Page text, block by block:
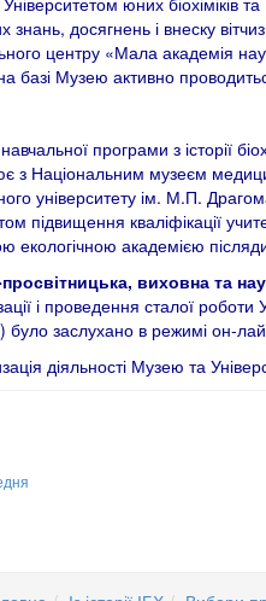
знань, досягнень і внеску
центру «Мала академія
базі Музею активно
програми з історії
з Національним музеєм
університету ім. М.П.
підвищення кваліфікації
екологічною академією
виховна та
і проведення сталої
було заслухано в режимі он-
діяльності Музею та
стаття: ЗУСТРІЧ З ПОЛОМ НЕРСОМ